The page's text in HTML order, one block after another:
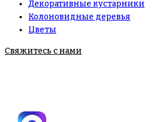
Декоративные кустарники
Колоновидные деревья
Цветы
Свяжитесь с нами